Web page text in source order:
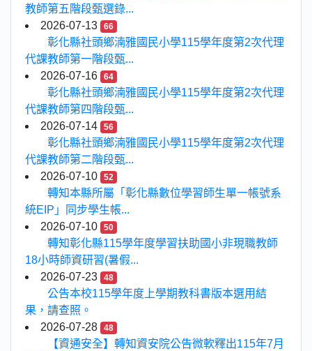
教師第五階段甄選錄...
2026-07-13
66
彰化縣社頭鄉湳雅國民小學115學年度第2次代理
代課教師第一階段甄...
2026-07-16
64
彰化縣社頭鄉湳雅國民小學115學年度第2次代理
代課教師第四階段甄...
2026-07-14
56
彰化縣社頭鄉湳雅國民小學115學年度第2次代理
代課教師第二階段甄...
2026-07-10
52
轉知本縣所屬「彰化縣數位學習師生單一帳號系
統EIP」同步學生帳...
2026-07-10
50
轉知彰化縣115學年度學習扶助國小非現職教師
18小時師資研習(暑假...
2026-07-23
48
公告本校115學年度上學期教科書版本選用結
果，請查照。
2026-07-28
48
【資通安全】轉知資安院公告微軟釋出115年7月